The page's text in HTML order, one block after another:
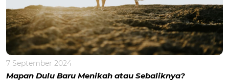
7 September 2024
Mapan Dulu Baru Menikah atau Sebaliknya?